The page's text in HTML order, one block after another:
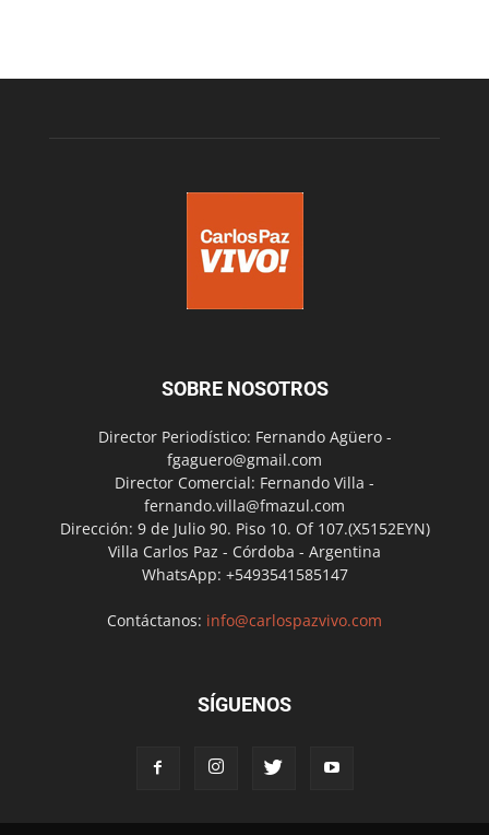
SOBRE NOSOTROS
Director Periodístico: Fernando Agüero -
fgaguero@gmail.com
Director Comercial: Fernando Villa -
fernando.villa@fmazul.com
Dirección: 9 de Julio 90. Piso 10. Of 107.(X5152EYN)
Villa Carlos Paz - Córdoba - Argentina
WhatsApp: +5493541585147
Contáctanos: info@carlospazvivo.com
SÍGUENOS